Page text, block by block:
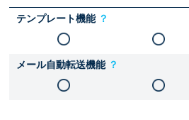
テンプレート機能 ？
メール自動転送機能 ？